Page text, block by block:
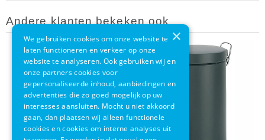
Andere klanten bekeken ook
×
We gebruiken cookies om onze website te
laten functioneren en verkeer op onze
website te analyseren. Ook gebruiken wij en
onze partners cookies voor
gepersonaliseerde inhoud, aanbiedingen en
advertenties die zo goed mogelijk op uw
interesses aansluiten. Mocht u niet akkoord
gaan, dan plaatsen wij alleen functionele
cookies en cookies om interne analyses uit